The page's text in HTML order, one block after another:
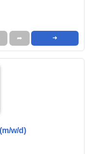
➦ ➜
w/d)